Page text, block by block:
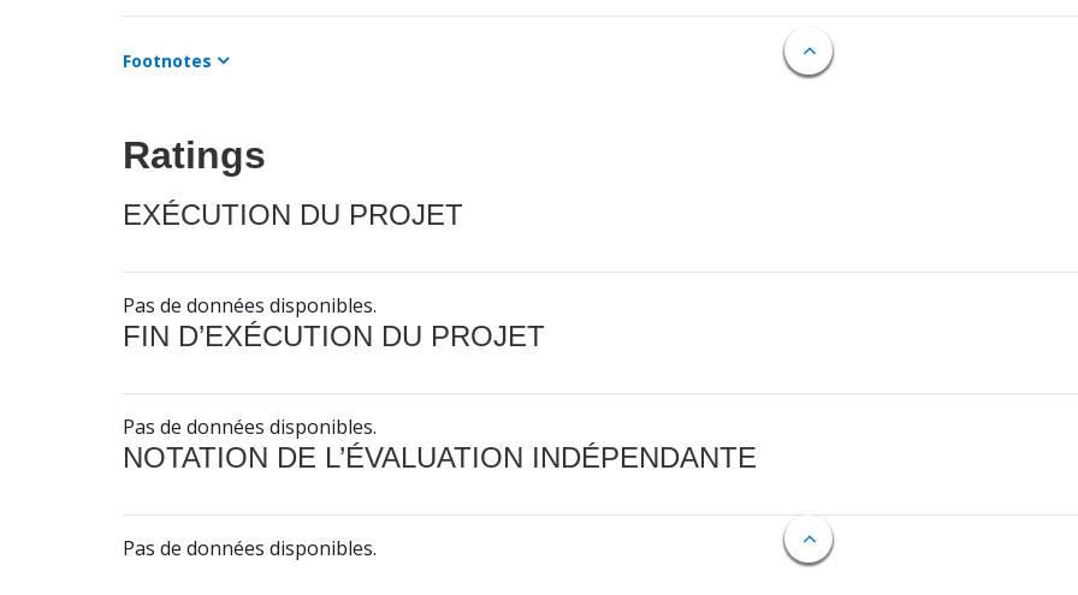
Footnotes
Ratings
EXÉCUTION DU PROJET
Pas de données disponibles.
FIN D’EXÉCUTION DU PROJET
Pas de données disponibles.
NOTATION DE L’ÉVALUATION INDÉPENDANTE
Pas de données disponibles.